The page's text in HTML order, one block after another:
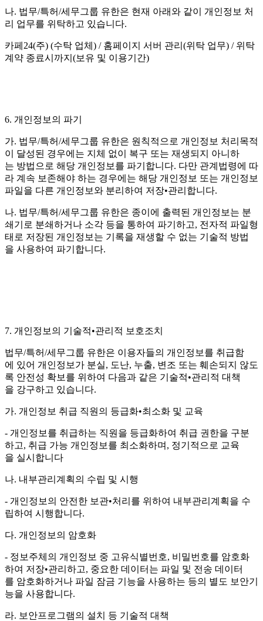
나. 법무/특허/세무그룹 유한은 현재 아래와 같이 개인정보 처
리 업무를 위탁하고 있습니다.
카페24(주) (수탁 업체) / 홈페이지 서버 관리(위탁 업무) / 위탁
계약 종료시까지(보유 및 이용기간)
6. 개인정보의 파기
가. 법무/특허/세무그룹 유한은 원칙적으로 개인정보 처리목적
이 달성된 경우에는 지체 없이 복구 또는 재생되지 아니하
는 방법으로 해당 개인정보를 파기합니다. 다만 관계법령에 따
라 계속 보존해야 하는 경우에는 해당 개인정보 또는 개인정보
파일을 다른 개인정보와 분리하여 저장•관리합니다.
나. 법무/특허/세무그룹 유한은 종이에 출력된 개인정보는 분
쇄기로 분쇄하거나 소각 등을 통하여 파기하고, 전자적 파일형
태로 저장된 개인정보는 기록을 재생할 수 없는 기술적 방법
을 사용하여 파기합니다.
7. 개인정보의 기술적•관리적 보호조치
법무/특허/세무그룹 유한은 이용자들의 개인정보를 취급함
에 있어 개인정보가 분실, 도난, 누출, 변조 또는 훼손되지 않도
록 안전성 확보를 위하여 다음과 같은 기술적•관리적 대책
을 강구하고 있습니다.
가. 개인정보 취급 직원의 등급화•최소화 및 교육
- 개인정보를 취급하는 직원을 등급화하여 취급 권한을 구분
하고, 취급 가능 개인정보를 최소화하며, 정기적으로 교육
을 실시합니다
나. 내부관리계획의 수립 및 시행
- 개인정보의 안전한 보관•처리를 위하여 내부관리계획을 수
립하여 시행합니다.
다. 개인정보의 암호화
- 정보주체의 개인정보 중 고유식별번호, 비밀번호를 암호화
하여 저장•관리하고, 중요한 데이터는 파일 및 전송 데이터
를 암호화하거나 파일 잠금 기능을 사용하는 등의 별도 보안기
능을 사용합니다.
라. 보안프로그램의 설치 등 기술적 대책